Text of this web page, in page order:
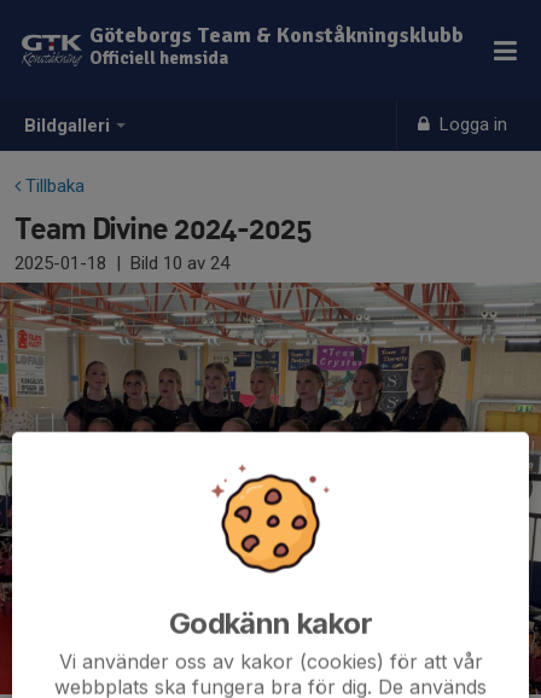
Bildgalleri Logga in
Göteborgs Team & Konståkningsklubb
Officiell hemsida
Tillbaka
Team Divine 2024-2025
2025-01-18 | Bild 10 av 24
Godkänn kakor
Vi använder oss av kakor (cookies) för att vår
webbplats ska fungera bra för dig. De används